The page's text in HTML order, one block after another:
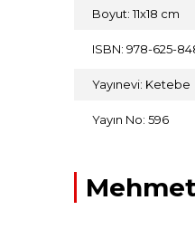
Boyut: 11x18 cm
ISBN: 978-625-
Yayınevi: Ketebe
Yayın No: 596